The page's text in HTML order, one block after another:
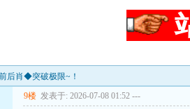
后肖◆突破极限~！
9楼 发表于: 2026-07-08 01:52 ---